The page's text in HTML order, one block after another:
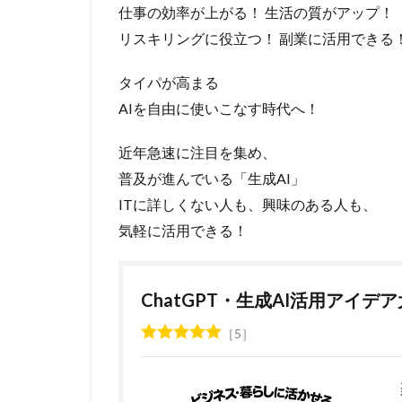
仕事の効率が上がる！ 生活の質がアップ！
リスキリングに役立つ！ 副業に活用できる
タイパが高まる
AIを自由に使いこなす時代へ！
近年急速に注目を集め、
普及が進んでいる「生成AI」
ITに詳しくない人も、興味のある人も、
気軽に活用できる！
ChatGPT・生成AI活用アイデア
5